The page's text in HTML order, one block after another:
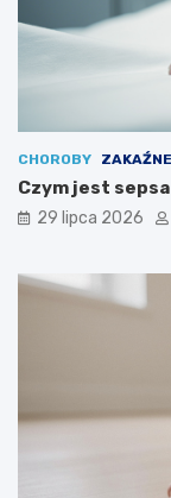
CHOROBY ZAKAŹNE
Czym jest
29 lipca 2026